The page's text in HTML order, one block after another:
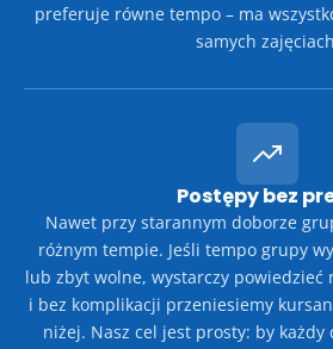
preferuje równe tempo – ma
samych
Postępy bez
Nawet przy starannym doborze
różnym tempie. Jeśli tempo grupy
lub zbyt wolne, wystarczy powiedzieć
i bez komplikacji przeniesiemy
niżej. Nasz cel jest prosty: by każdy